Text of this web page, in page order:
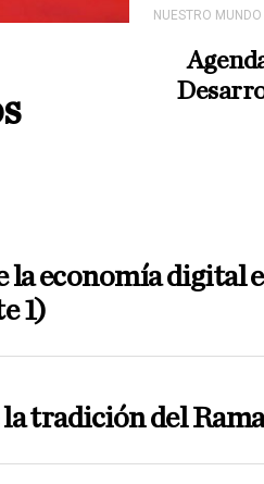
NUESTRO MUNDO
la economía digital
1)
tradición del